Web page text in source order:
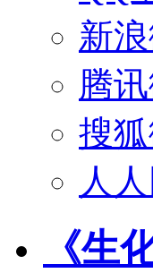
新
腾
搜
人
《生